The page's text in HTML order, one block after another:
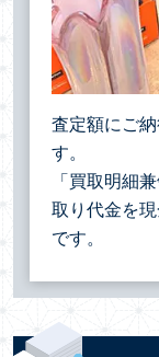
査定額にご
す。
「買取明細
取り代金を
です。